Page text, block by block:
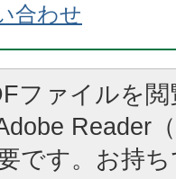
合わせ
ファイルを
Adobe Reader
です。お持